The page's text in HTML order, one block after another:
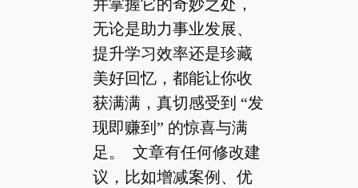
并掌握它的奇妙之处，
无论是助力事业发展、
提升学习效率还是珍藏
美好回忆，都能让你收
获满满，真切感受到 “发
现即赚到” 的惊喜与满
足。 文章有任何修改建
议，比如增减案例、优